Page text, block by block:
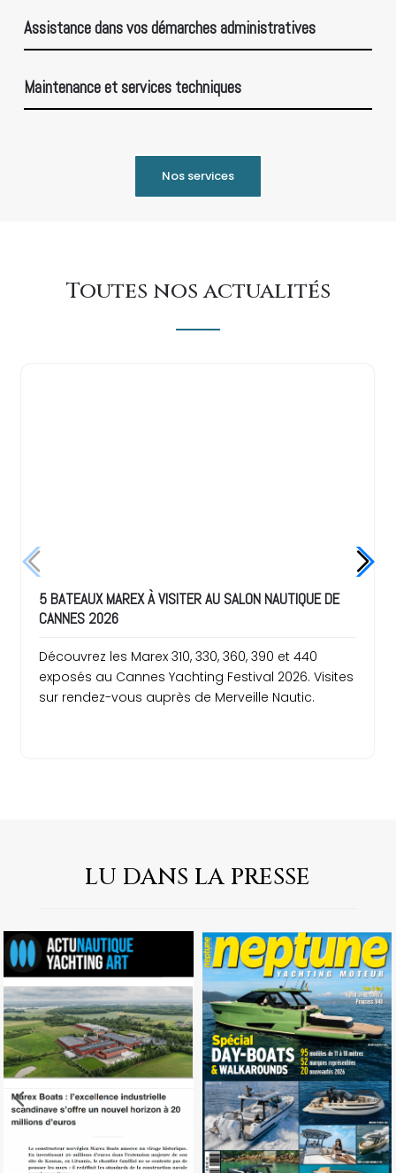
Assistance dans vos démarches administratives
Maintenance et services techniques
Nos services
Toutes nos actualités
5 BATEAUX MAREX À VISITER AU SALON NAUTIQUE DE
CANNES 2026
Découvrez les Marex 310, 330, 360, 390 et 440
exposés au Cannes Yachting Festival 2026. Visites
sur rendez-vous auprès de Merveille Nautic.
LU DANS LA PRESSE